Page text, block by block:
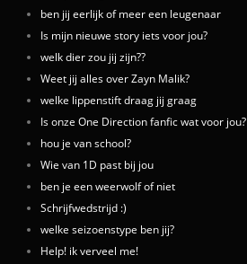
ben jij eerlijk of meer een leugenaar
Is mijn nieuwe story iets voor jou?
welk dier zou jij zijn??
Weet jij alles over Zayn Malik?
welke lippenstift draag jij graag
Is onze One Direction fanfic wat voor jou?
hou je van school?
Wie van 1D past bij jou
ben je een weerwolf of niet
Schrijfwedstrijd :)
welke seizoenstype ben jij?
Help! ik verveel me!